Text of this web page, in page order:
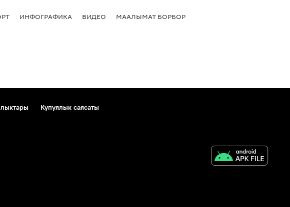
ИНФОГРАФИКА ВИДЕО МААЛЫМАТ БОРБОР
Купуялык саясаты